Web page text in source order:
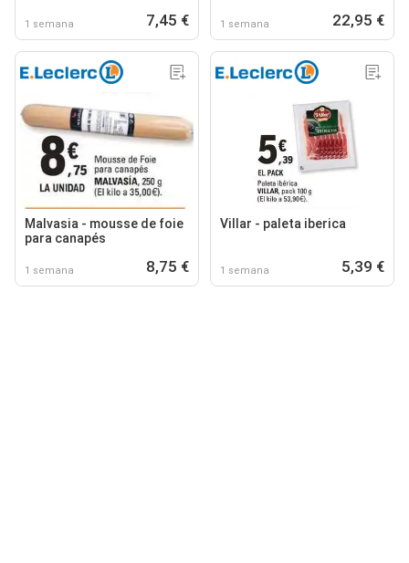
1 semana 7,45 € 1 semana 22,95 €
Malvasia - mousse de foie
para canapés
1 semana 8,75 €
Villar - paleta iberica
1 semana 5,39 €